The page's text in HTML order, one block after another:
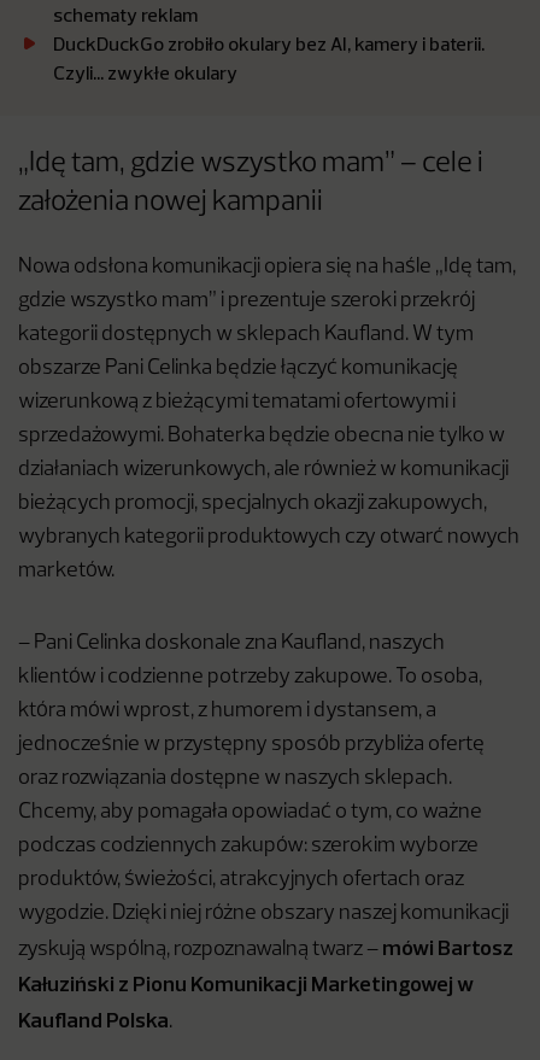
schematy reklam
DuckDuckGo zrobiło okulary bez AI, kamery i baterii.
Czyli… zwykłe okulary
„Idę tam, gdzie wszystko mam” – cele i
założenia nowej kampanii
Nowa odsłona komunikacji opiera się na haśle „Idę tam,
gdzie wszystko mam” i prezentuje szeroki przekrój
kategorii dostępnych w sklepach Kaufland. W tym
obszarze Pani Celinka będzie łączyć komunikację
wizerunkową z bieżącymi tematami ofertowymi i
sprzedażowymi. Bohaterka będzie obecna nie tylko w
działaniach wizerunkowych, ale również w komunikacji
bieżących promocji, specjalnych okazji zakupowych,
wybranych kategorii produktowych czy otwarć nowych
marketów.
– Pani Celinka doskonale zna Kaufland, naszych
klientów i codzienne potrzeby zakupowe. To osoba,
która mówi wprost, z humorem i dystansem, a
jednocześnie w przystępny sposób przybliża ofertę
oraz rozwiązania dostępne w naszych sklepach.
Chcemy, aby pomagała opowiadać o tym, co ważne
podczas codziennych zakupów: szerokim wyborze
produktów, świeżości, atrakcyjnych ofertach oraz
wygodzie. Dzięki niej różne obszary naszej komunikacji
zyskują wspólną, rozpoznawalną twarz – mówi Bartosz
Kałuziński z Pionu Komunikacji Marketingowej w
Kaufland Polska.